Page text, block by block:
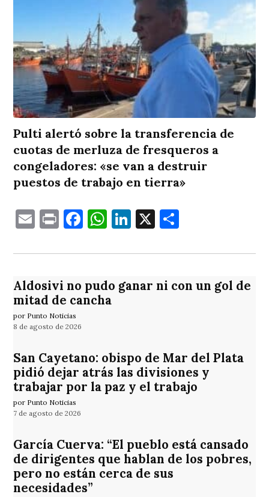
Pulti alertó sobre la transferencia de
cuotas de merluza de fresqueros a
congeladores: «se van a destruir
puestos de trabajo en tierra»
EmailPrintFacebook
WhatsApp
LinkedIn
X
Aldosivi no pudo ganar ni con un gol de
mitad de cancha
por Punto Noticias
8 de agosto de 2026
San Cayetano: obispo de Mar del Plata
pidió dejar atrás las divisiones y
trabajar por la paz y el trabajo
por Punto Noticias
7 de agosto de 2026
García Cuerva: “El pueblo está cansado
de dirigentes que hablan de los pobres,
pero no están cerca de sus
necesidades”